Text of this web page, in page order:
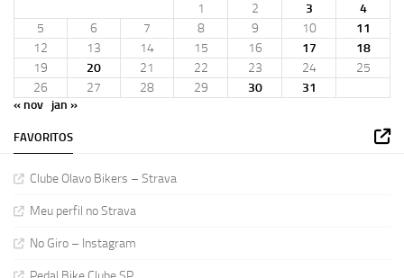
1
2 3
4
5
6 7 8 9 10
11
12
13 14 15 16 17
18
19
20 21 22 23 24
25
26
27 28 29 30
31
« nov jan »
FAVORITOS
Clube Olavo Bikers – Strava
Meu perfil no Strava
No Giro – Instagram